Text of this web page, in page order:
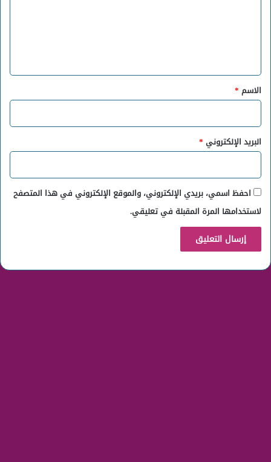
*
الاسم *
البريد الإلكتروني *
احفظ اسمي، بريدي الإلكتروني، والموقع الإلكتروني في هذا المتصفح
لاستخدامها المرة المقبلة في تعليقي.